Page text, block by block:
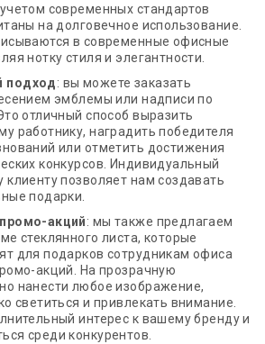
современных стандартов
на долговечное использование.
в современные офисные
нотку стиля и элегантности.
подход: вы можете заказать
эмблемы или надписи по
отличный способ выразить
работнику, наградить победителя
или отметить достижения
конкурсов. Индивидуальный
позволяет нам создавать
подарки.
акций: мы также предлагаем
стеклянного листа, которые
для подарков сотрудникам офиса
акций. На прозрачную
нанести любое изображение,
светиться и привлекать внимание.
интерес к вашему бренду и
среди конкурентов.